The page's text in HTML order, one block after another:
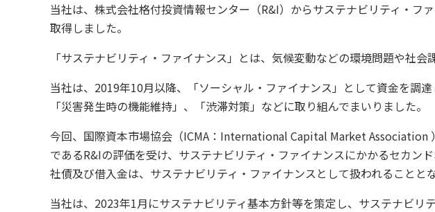
当社は、株式会社格付投資情報センター（R&I）からサステナビリティ・
取得しました。
「サステナビリティ・ファイナンス」とは、気候変動などの環境問題や社
当社は、2019年10月以降、「ソーシャル・ファイナンス」として資金を調
「災害発生時の機能維持」、「渋滞対策」などに取り組んでまいりました。
今回、国際資本市場協会（ICMA：International Capital Market Association
であるR&Iの評価を受け、サステナビリティ・ファイナンスにかかるセカン
社債及び借入金は、サステナビリティ・ファイナンスとして扱われることとな
当社は、2023年1月にサステナビリティ基本方針等を策定し、サステナビ